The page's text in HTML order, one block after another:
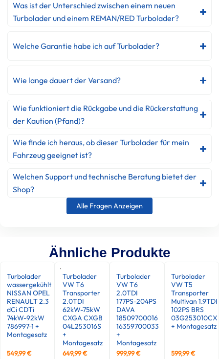
Was ist der Unterschied zwischen einem neuen
Turbolader und einem REMAN/RED Turbolader?
Welche Garantie habe ich auf Turbolader?
Wie lange dauert der Versand?
Wie funktioniert die Rückgabe und die Rückerstattung
der Kaution (Pfand)?
Wie finde ich heraus, ob dieser Turbolader für mein
Fahrzeug geeignet ist?
Welchen Support und technische Beratung bietet der
Shop?
Alle Fragen Anzeigen
Ähnliche Produkte
Turbolader
wassergekühlt
NISSAN OPEL
RENAULT 2.3
dCi CDTi
74kW-92kW
786997-1 +
Montagesatz
549,99€
Turbolader
VW T6
Transporter
2.0TDI
62kW-75kW
CXGA CXGB
04L253016S
+
Montagesatz
649,99€
Turbolader
VW T6
2.0TDI
177PS-204PS
DAVA
18509700016
16359700033
+
Montagesatz
999,99€
Turbolader
VW T5
Transporter
Multivan 1.9TDI
102PS BRS
03G253010CX
+ Montagesatz
599,99€